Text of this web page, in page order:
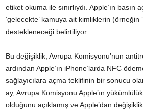
etiket okuma ile sınırlıydı. Apple’ın basın
‘gelecekte’ kamuya ait kimliklerin (örneğin
destekleneceği belirtiliyor.
Bu değişiklik, Avrupa Komisyonu’nun
ardından Apple’ın iPhone’larda NFC
sağlayıcılara açma teklifinin bir sonucu
ay, Avrupa Komisyonu Apple’ın
olduğunu açıklamış ve Apple’dan